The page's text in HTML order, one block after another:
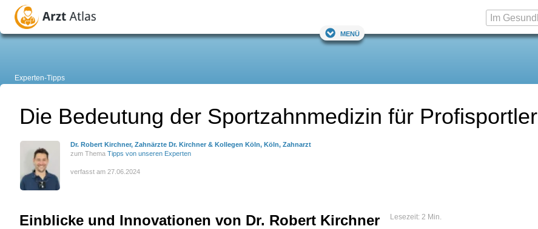
Menü
Experten-Tipps
Die Bedeutung der Sportzahnmedizin für Profisportler
Dr. Robert Kirchner, Zahnärzte Dr. Kirchner & Kollegen Köln, Köln, Zahnarzt
zum ThemaTipps von unseren Experten
verfasst am 27.06.2024
Lesezeit: 2 Min.
Einblicke und Innovationen von Dr. Robert Kirchner